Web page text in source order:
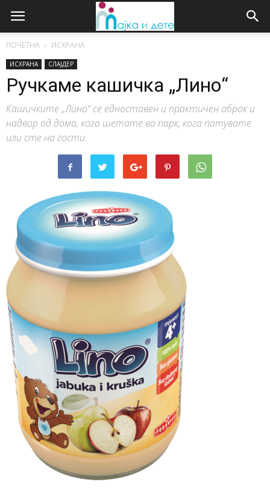
ПОЧЕТНА ИСХРАНА
ИСХРАНА СЛАЈДЕР
Ручкаме кашичка „Лино“
Кашичките „Лино“ се едноставен и практичен оброк и
надвор од дома, кога шетате во парк, кога патувате
или сте на гости.